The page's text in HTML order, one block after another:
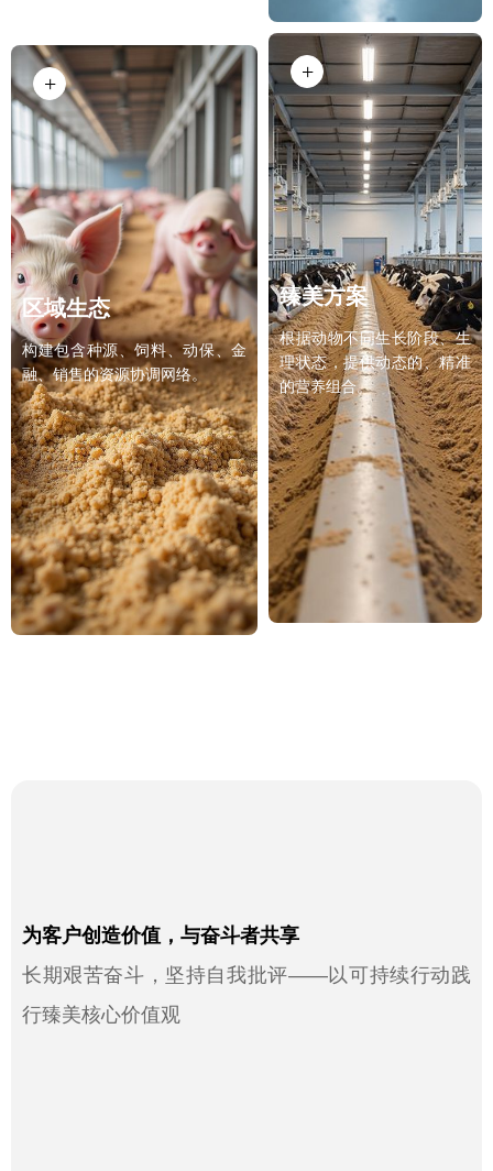
区域生态
构建包含种源、饲料、动保、金
融、销售的资源协调网络。
+
臻美方案
根据动物不同生长阶段、生
理状态，提供动态的、精准
的营养组合。
+
为客户创造价值，与奋斗者共享
长期艰苦奋斗，坚持自我批评——以可持续行动践
行臻美核心价值观